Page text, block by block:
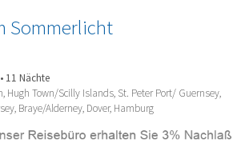
Sommerlicht
• 11 Nächte
Hugh Town/Scilly Islands, St. Peter Port/ Guernsey,
Braye/Alderney, Dover, Hamburg